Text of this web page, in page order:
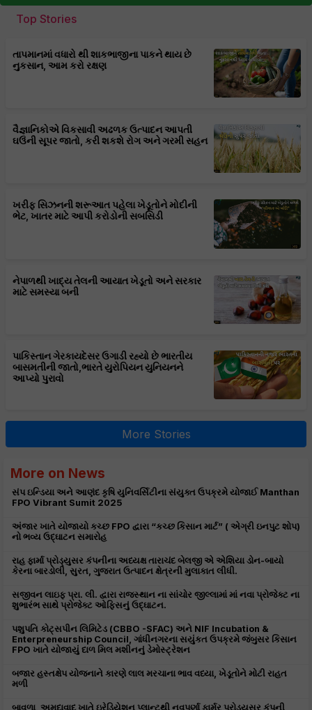
Top Stories
તાપમાનમાં વધારો થી શાકભાજીના પાકને થાય છે
નુકસાન, આમ કરો રક્ષણ
વૈજ્ઞાનિકોએ વિકસાવી અઢળક ઉત્પાદન આપતી
ઘઉંની સૂપર જાતો, કરી શકશે રોગ અને ગરમી સહન
ખરીફ સિઝનની શરૂઆત પહેલા ખેડૂતોને મોદીની
ભેટ, ખાતર માટે આપી કરોડોની સબસિડી
નેપાળથી ખાદ્ય તેલની આયાત ખેડૂતો અને સરકાર
માટે સમસ્યા બની
પાકિસ્તાન ગેરકાયદેસર ઉગાડી રહ્યો છે ભારતીય
બાસમતીની જાતો,ભારતે યુરોપિયન યુનિયનને
આપ્યો પુરાવો
More Stories
More on News
સંપ ઇન્ડિયા અને આણંદ કૃષિ યુનિવર્સિટીના સંયુક્ત ઉપક્રમે યોજાઈ Manthan
FPO Vibrant Sumit 2025
અંજાર ખાતે યોજાયો કચ્છ FPO દ્વારા “કચ્છ કિસાન માર્ટ” ( એગ્રી ઇનપુટ શોપ)
નો ભવ્ય ઉદ્ઘાટન સમારોહ
રાહ ફાર્મા પ્રોડ્યુસર કંપનીના અધ્યક્ષ તારાચંદ બેલજી એ એશિયા ડોન-બાયો
કેરના બારડોલી, સુરત, ગુજરાત ઉત્પાદન ક્ષેત્રની મુલાકાત લીધી.
સજીવન લાઇફ પ્રા. લી. દ્વારા રાજસ્થાન ના સાંચોર જીલ્લામાં માં નવા પ્રોજેક્ટ ના
શુભારંભ સાથે પ્રોજેક્ટ ઓફિસનું ઉદ્ઘાટન.
પશુપતિ કોટ્સપીન લિમિટેડ (CBBO -SFAC) અને NIF Incubation &
Enterpreneurship Council, ગાંધીનગરના સયુંકત ઉપક્રમે જંબુસર કિસાન
FPO ખાતે યોજાયું દાળ મિલ મશીનનું ડેમોસ્ટ્રેશન
બજાર હસ્તક્ષેપ યોજનાને કારણે લાલ મરચાના ભાવ વધ્યા, ખેડૂતોને મોટી રાહત
મળી
બાવળા, અમદાવાદ ખાતે ઇરેડિયેશન પ્લાન્ટથી નવપૂર્ણા ફાર્મર પ્રોડ્યૂસર કંપની